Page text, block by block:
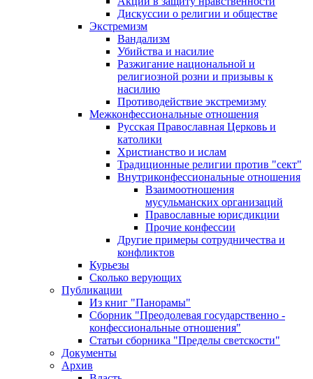
Дискуссии о религии и обществе
Экстремизм
Вандализм
Убийства и насилие
Разжигание национальной и
религиозной розни и призывы к
насилию
Противодействие экстремизму
Межконфессиональные отношения
Русская Православная Церковь и
католики
Христианство и ислам
Традиционные религии против "сект"
Внутриконфессиональные отношения
Взаимоотношения
мусульманских организаций
Православные юрисдикции
Прочие конфессии
Другие примеры сотрудничества и
конфликтов
Курьезы
Сколько верующих
Публикации
Из книг "Панорамы"
Сборник "Преодолевая государственно -
конфессиональные отношения"
Статьи сборника "Пределы светскости"
Документы
Архив